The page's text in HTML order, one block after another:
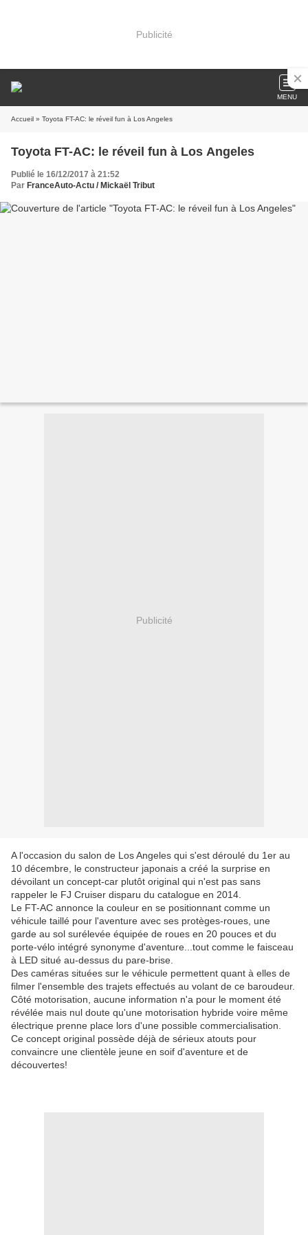
Publicité
MENU
Accueil » Toyota FT-AC: le réveil fun à Los Angeles
Toyota FT-AC: le réveil fun à Los Angeles
Publié le 16/12/2017 à 21:52
Par FranceAuto-Actu / Mickaël Tribut
Publicité
A l'occasion du salon de Los Angeles qui s'est déroulé du 1er au
10 décembre, le constructeur japonais a créé la surprise en
dévoilant un concept-car plutôt original qui n'est pas sans
rappeler le FJ Cruiser disparu du catalogue en 2014.
Le FT-AC annonce la couleur en se positionnant comme un
véhicule taillé pour l'aventure avec ses protèges-roues, une
garde au sol surélevée équipée de roues en 20 pouces et du
porte-vélo intégré synonyme d'aventure...tout comme le faisceau
à LED situé au-dessus du pare-brise.
Des caméras situées sur le véhicule permettent quant à elles de
filmer l'ensemble des trajets effectués au volant de ce baroudeur.
Côté motorisation, aucune information n'a pour le moment été
révélée mais nul doute qu'une motorisation hybride voire même
électrique prenne place lors d'une possible commercialisation.
Ce concept original possède déjà de sérieux atouts pour
convaincre une clientèle jeune en soif d'aventure et de
découvertes!